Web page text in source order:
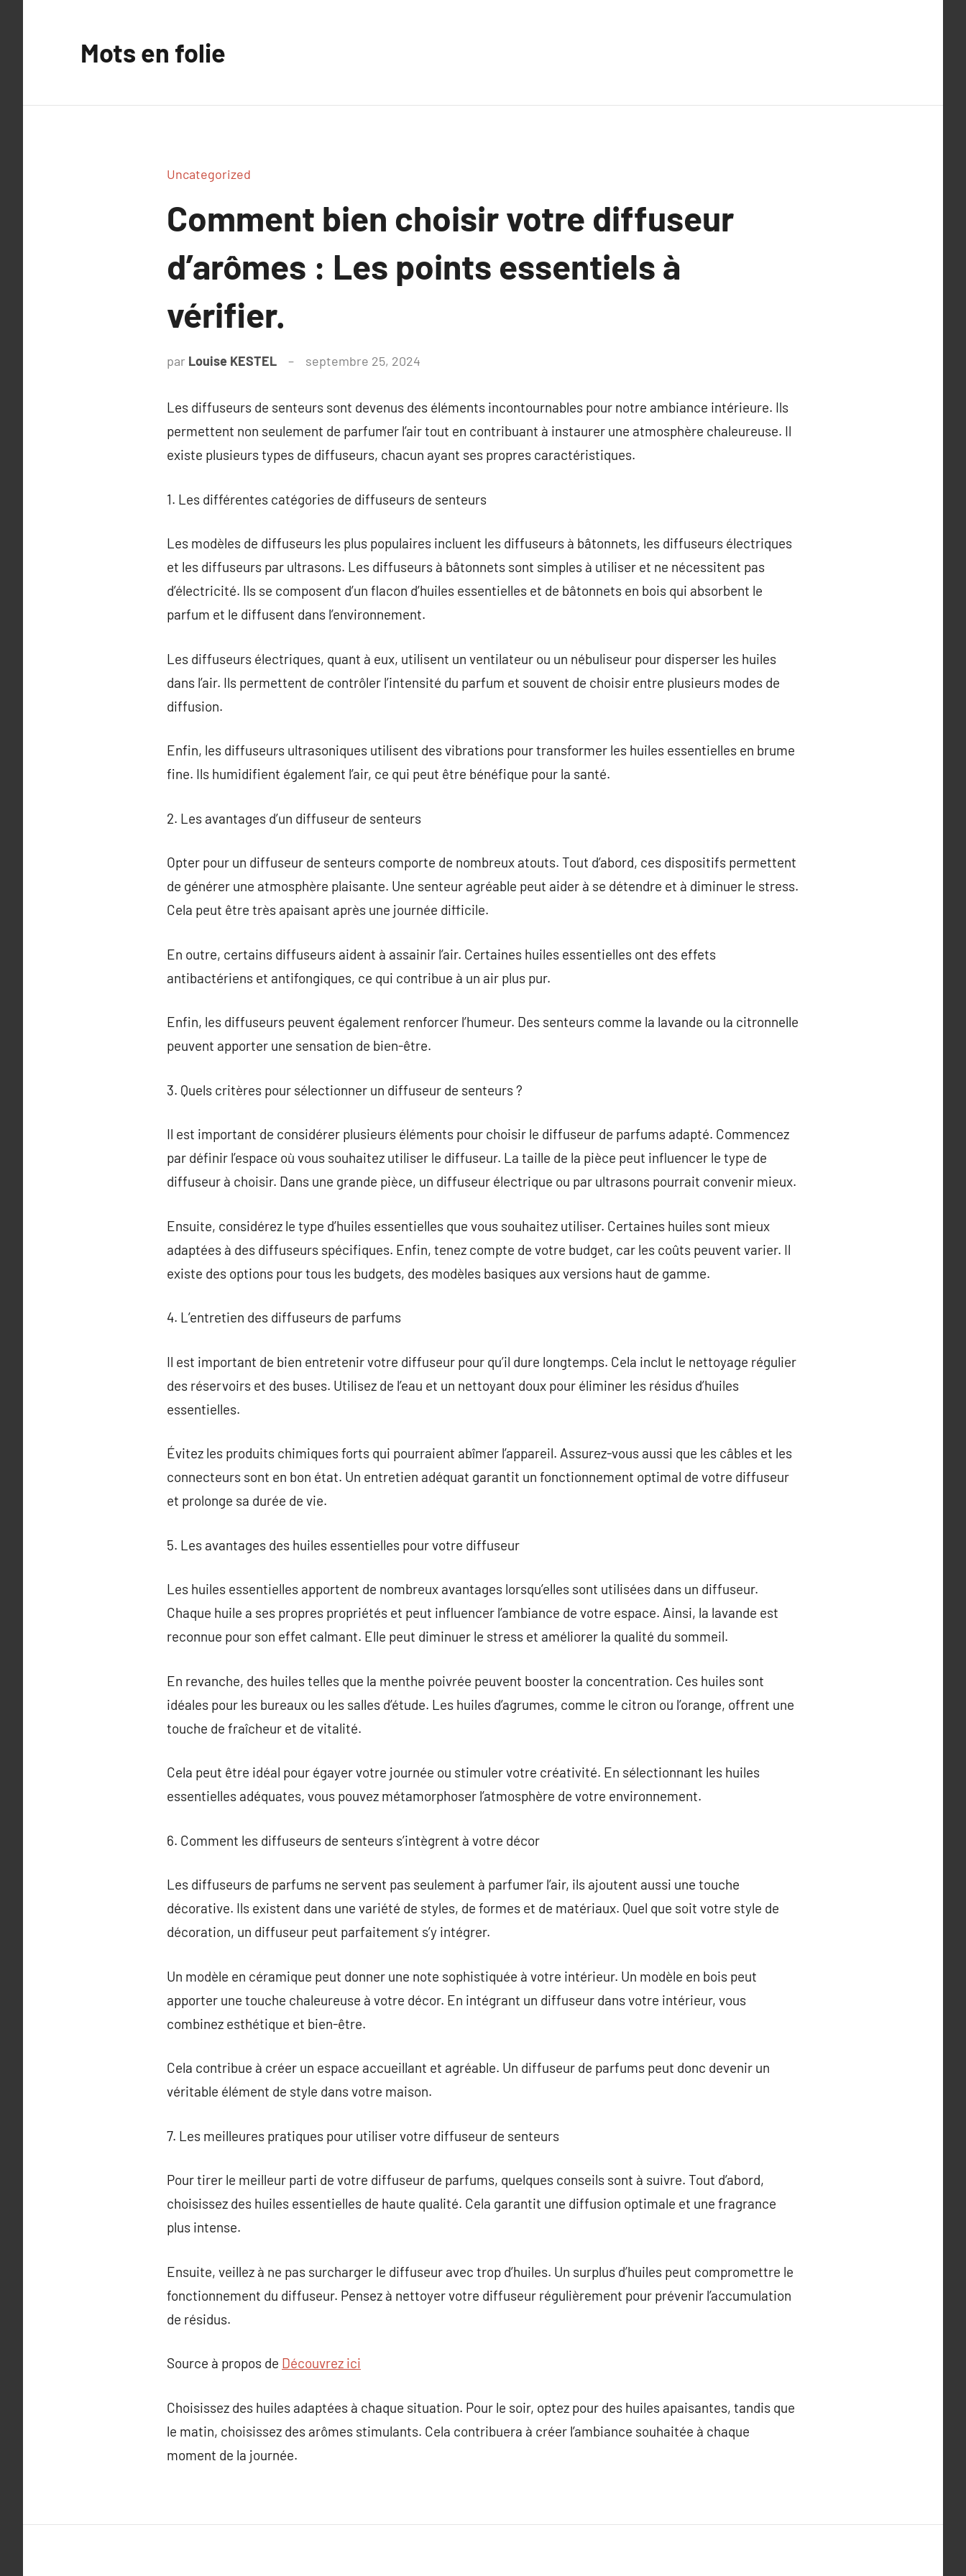
Mots en folie
Uncategorized
Comment bien choisir votre diffuseur
d’arômes : Les points essentiels à
vérifier.
par Louise KESTEL septembre 25, 2024
Les diffuseurs de senteurs sont devenus des éléments incontournables pour notre ambiance intérieure. Ils
permettent non seulement de parfumer l’air tout en contribuant à instaurer une atmosphère chaleureuse. Il
existe plusieurs types de diffuseurs, chacun ayant ses propres caractéristiques.
1. Les différentes catégories de diffuseurs de senteurs
Les modèles de diffuseurs les plus populaires incluent les diffuseurs à bâtonnets, les diffuseurs électriques
et les diffuseurs par ultrasons. Les diffuseurs à bâtonnets sont simples à utiliser et ne nécessitent pas
d’électricité. Ils se composent d’un flacon d’huiles essentielles et de bâtonnets en bois qui absorbent le
parfum et le diffusent dans l’environnement.
Les diffuseurs électriques, quant à eux, utilisent un ventilateur ou un nébuliseur pour disperser les huiles
dans l’air. Ils permettent de contrôler l’intensité du parfum et souvent de choisir entre plusieurs modes de
diffusion.
Enfin, les diffuseurs ultrasoniques utilisent des vibrations pour transformer les huiles essentielles en brume
fine. Ils humidifient également l’air, ce qui peut être bénéfique pour la santé.
2. Les avantages d’un diffuseur de senteurs
Opter pour un diffuseur de senteurs comporte de nombreux atouts. Tout d’abord, ces dispositifs permettent
de générer une atmosphère plaisante. Une senteur agréable peut aider à se détendre et à diminuer le stress.
Cela peut être très apaisant après une journée difficile.
En outre, certains diffuseurs aident à assainir l’air. Certaines huiles essentielles ont des effets
antibactériens et antifongiques, ce qui contribue à un air plus pur.
Enfin, les diffuseurs peuvent également renforcer l’humeur. Des senteurs comme la lavande ou la citronnelle
peuvent apporter une sensation de bien-être.
3. Quels critères pour sélectionner un diffuseur de senteurs ?
Il est important de considérer plusieurs éléments pour choisir le diffuseur de parfums adapté. Commencez
par définir l’espace où vous souhaitez utiliser le diffuseur. La taille de la pièce peut influencer le type de
diffuseur à choisir. Dans une grande pièce, un diffuseur électrique ou par ultrasons pourrait convenir mieux.
Ensuite, considérez le type d’huiles essentielles que vous souhaitez utiliser. Certaines huiles sont mieux
adaptées à des diffuseurs spécifiques. Enfin, tenez compte de votre budget, car les coûts peuvent varier. Il
existe des options pour tous les budgets, des modèles basiques aux versions haut de gamme.
4. L’entretien des diffuseurs de parfums
Il est important de bien entretenir votre diffuseur pour qu’il dure longtemps. Cela inclut le nettoyage régulier
des réservoirs et des buses. Utilisez de l’eau et un nettoyant doux pour éliminer les résidus d’huiles
essentielles.
Évitez les produits chimiques forts qui pourraient abîmer l’appareil. Assurez-vous aussi que les câbles et les
connecteurs sont en bon état. Un entretien adéquat garantit un fonctionnement optimal de votre diffuseur
et prolonge sa durée de vie.
5. Les avantages des huiles essentielles pour votre diffuseur
Les huiles essentielles apportent de nombreux avantages lorsqu’elles sont utilisées dans un diffuseur.
Chaque huile a ses propres propriétés et peut influencer l’ambiance de votre espace. Ainsi, la lavande est
reconnue pour son effet calmant. Elle peut diminuer le stress et améliorer la qualité du sommeil.
En revanche, des huiles telles que la menthe poivrée peuvent booster la concentration. Ces huiles sont
idéales pour les bureaux ou les salles d’étude. Les huiles d’agrumes, comme le citron ou l’orange, offrent une
touche de fraîcheur et de vitalité.
Cela peut être idéal pour égayer votre journée ou stimuler votre créativité. En sélectionnant les huiles
essentielles adéquates, vous pouvez métamorphoser l’atmosphère de votre environnement.
6. Comment les diffuseurs de senteurs s’intègrent à votre décor
Les diffuseurs de parfums ne servent pas seulement à parfumer l’air, ils ajoutent aussi une touche
décorative. Ils existent dans une variété de styles, de formes et de matériaux. Quel que soit votre style de
décoration, un diffuseur peut parfaitement s’y intégrer.
Un modèle en céramique peut donner une note sophistiquée à votre intérieur. Un modèle en bois peut
apporter une touche chaleureuse à votre décor. En intégrant un diffuseur dans votre intérieur, vous
combinez esthétique et bien-être.
Cela contribue à créer un espace accueillant et agréable. Un diffuseur de parfums peut donc devenir un
véritable élément de style dans votre maison.
7. Les meilleures pratiques pour utiliser votre diffuseur de senteurs
Pour tirer le meilleur parti de votre diffuseur de parfums, quelques conseils sont à suivre. Tout d’abord,
choisissez des huiles essentielles de haute qualité. Cela garantit une diffusion optimale et une fragrance
plus intense.
Ensuite, veillez à ne pas surcharger le diffuseur avec trop d’huiles. Un surplus d’huiles peut compromettre le
fonctionnement du diffuseur. Pensez à nettoyer votre diffuseur régulièrement pour prévenir l’accumulation
de résidus.
Source à propos de Découvrez ici
Choisissez des huiles adaptées à chaque situation. Pour le soir, optez pour des huiles apaisantes, tandis que
le matin, choisissez des arômes stimulants. Cela contribuera à créer l’ambiance souhaitée à chaque
moment de la journée.